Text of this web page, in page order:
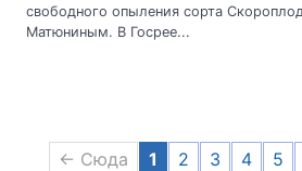
свободного опыления сорта
Матюниным. В Госрее...
← Сюда 1 2 3 4 5